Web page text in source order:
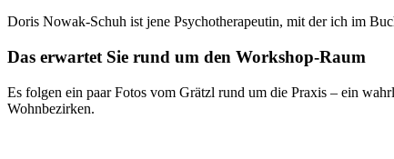
Doris Nowak-Schuh ist jene Psychotherapeutin, mit der ich im
Das erwartet Sie rund um den Workshop-Raum
Es folgen ein paar Fotos vom Grätzl rund um die Praxis – ein
Wohnbezirken.